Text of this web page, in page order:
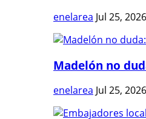
enelarea Jul 25, 2026
Madelón no
enelarea Jul 25, 2026